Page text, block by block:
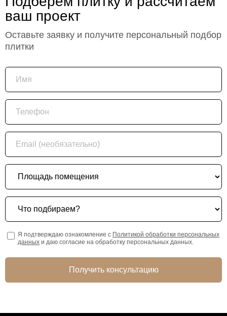
ваш проект
Оставьте заявку и получите персональный подбор
плитки
Имя
Телефон
Email (необязательно)
Площадь помещения
Что подбираем?
Я подтверждаю ознакомление с Политикой обработки персональных
данных и даю согласие на обработку персональных данных.
Получить консультацию